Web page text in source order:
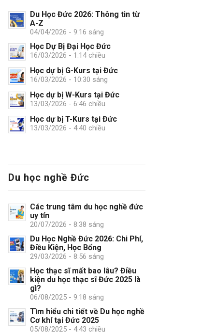
Du Học Đức 2026: Thông tin từ
A-Z
04/04/2026 - 9:16 sáng
Học Dự Bị Đại Học Đức
16/03/2026 - 1:14 chiều
Học dự bị G-Kurs tại Đức
16/03/2026 - 10:30 sáng
Học dự bị W-Kurs tại Đức
13/03/2026 - 6:46 chiều
Học dự bị T-Kurs tại Đức
13/03/2026 - 4:40 chiều
Du học nghề Đức
Các trung tâm du học nghề đức
uy tín
20/07/2026 - 8:38 sáng
Du Học Nghề Đức 2026: Chi Phí,
Điều Kiện, Học Bổng
29/03/2026 - 8:56 sáng
Học thạc sĩ mất bao lâu? Điều
kiện du học thạc sĩ Đức 2025 là
gì?
06/08/2025 - 9:18 sáng
Tìm hiểu chi tiết về Du học nghề
Cơ khí tại Đức 2025
05/08/2025 - 4:43 chiều